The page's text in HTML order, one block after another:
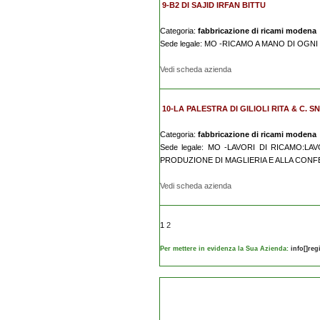
9-B2 DI SAJID IRFAN BITTU
Categoria: fabbricazione di ricami modena
Sede legale: MO -RICAMO A MANO DI OGNI
Vedi scheda azienda
10-LA PALESTRA DI GILIOLI RITA & C.
Categoria: fabbricazione di ricami modena
Sede legale: MO -LAVORI DI
PRODUZIONE DI MAGLIERIA E ALLA
Vedi scheda azienda
1 2
Per mettere in evidenza la Sua Azienda: